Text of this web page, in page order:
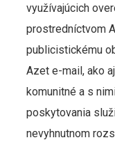
využívajúcich
prostredníctvom
publicistickému
Azet e-mail, ako
komunitné a s
poskytovania
nevyhnutnom